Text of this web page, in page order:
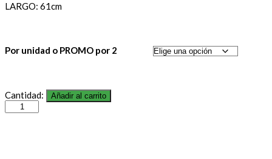
LARGO: 61cm
Por unidad o PROMO por 2
Cantidad: Añadir al carrito